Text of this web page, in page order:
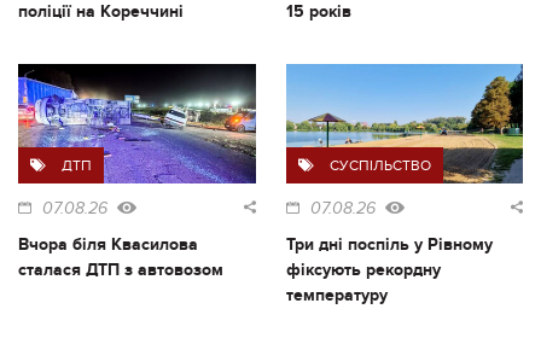
поліції на Кореччині
15 років
ДТП
07.08.26
Вчора біля Квасилова
сталася ДТП з автовозом
СУСПІЛЬСТВО
07.08.26
Три дні поспіль у Рівному
фіксують рекордну
температуру